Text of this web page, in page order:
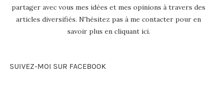
partager avec vous mes idées et mes opinions à travers des
articles diversifiés. N'hésitez pas à me contacter pour en
savoir plus en cliquant ici.
SUIVEZ-MOI SUR FACEBOOK